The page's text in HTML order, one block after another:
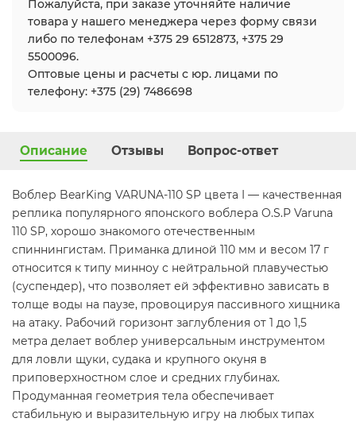
Пожалуйста, при заказе уточняйте наличие
товара у нашего менеджера через форму связи
либо по телефонам +375 29 6512873, +375 29
5500096.
Оптовые цены и расчеты с юр. лицами по
телефону: +375 (29) 7486698
Описание Отзывы Вопрос-ответ
Воблер BearKing VARUNA-110 SP цвета I — качественная
реплика популярного японского воблера O.S.P Varuna
110 SP, хорошо знакомого отечественным
спиннингистам. Приманка длиной 110 мм и весом 17 г
относится к типу минноу с нейтральной плавучестью
(суспендер), что позволяет ей эффективно зависать в
толще воды на паузе, провоцируя пассивного хищника
на атаку. Рабочий горизонт заглубления от 1 до 1,5
метра делает воблер универсальным инструментом
для ловли щуки, судака и крупного окуня в
приповерхностном слое и средних глубинах.
Продуманная геометрия тела обеспечивает
стабильную и выразительную игру на любых типах